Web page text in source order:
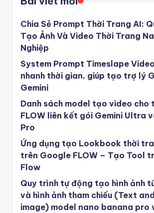
Chia Sẻ Prompt Thời Trang AI:
Tạo Ảnh Và Video Thời Trang
Nghiệp
System Prompt Timeslape
nhanh thời gian, giúp tạo trợ lý
Gemini
Danh sách model tạo video cho
FLOW liên kết gói Gemini Ultra
Pro
Ứng dụng tạo Lookbook thời
trên Google FLOW – Tạo Tool
Flow
Quy trình tự động tạo hình ảnh
và hình ảnh tham chiếu (Text
image) model nano banana pro